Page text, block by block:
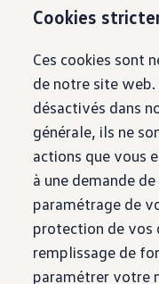
Tutoriels
Notre marque
Van Journal
Les
Vue
Newsletter
Entreprise
Contact
Newsroom
L’univers California
Magazine et
La collection
Cookies
Ces cookies sont
de notre site
désactivés dans
générale, ils ne
actions que vous
à une demande
paramétrage de
protection de vos
remplissage de
paramétrer votre